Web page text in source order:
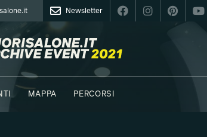
Newsletter
MAPPA PERCORSI